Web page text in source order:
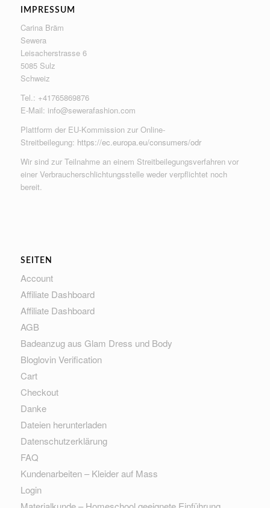
IMPRESSUM
Carina Bräm
Sewera
Leisacherstrasse 6
5085 Sulz
Schweiz
Tel.: +41765869876
E-Mail: info@sewerafashion.com
Plattform der EU-Kommission zur Online-
Streitbeilegung: https://ec.europa.eu/consumers/odr
Wir sind zur Teilnahme an einem Streitbeilegungsverfahren vor
einer Verbraucherschlichtungsstelle weder verpflichtet noch
bereit.
SEITEN
Account
Affiliate Dashboard
Affiliate Dashboard
AGB
Badeanzug aus Glam Dress und Body
Bloglovin Verification
Cart
Checkout
Danke
Dateien herunterladen
Datenschutzerklärung
FAQ
Kundenarbeiten – Kleider auf Mass
Login